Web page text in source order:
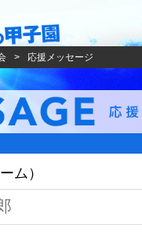
燃えろ!
応援メッセージ
ム）